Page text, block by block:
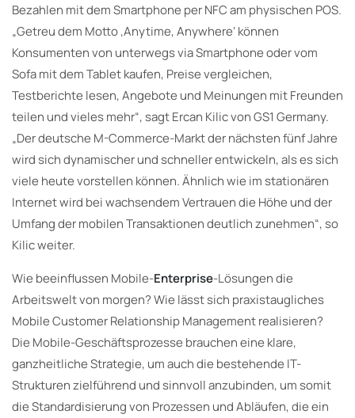
Bezahlen mit dem Smartphone per NFC am physischen POS.
„Getreu dem Motto ,Anytime, Anywhere‘ können
Konsumenten von unterwegs via Smartphone oder vom
Sofa mit dem Tablet kaufen, Preise vergleichen,
Testberichte lesen, Angebote und Meinungen mit Freunden
teilen und vieles mehr“, sagt Ercan Kilic von GS1 Germany.
„Der deutsche M-Commerce-Markt der nächsten fünf Jahre
wird sich dynamischer und schneller entwickeln, als es sich
viele heute vorstellen können. Ähnlich wie im stationären
Internet wird bei wachsendem Vertrauen die Höhe und der
Umfang der mobilen Transaktionen deutlich zunehmen“, so
Kilic weiter.
Wie beeinflussen Mobile-Enterprise-Lösungen die
Arbeitswelt von morgen? Wie lässt sich praxistaugliches
Mobile Customer Relationship Management realisieren?
Die Mobile-Geschäftsprozesse brauchen eine klare,
ganzheitliche Strategie, um auch die bestehende IT-
Strukturen zielführend und sinnvoll anzubinden, um somit
die Standardisierung von Prozessen und Abläufen, die ein